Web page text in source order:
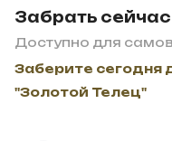
Забрать сейчас
Доступно для
Заберите
"Золотой Телец"